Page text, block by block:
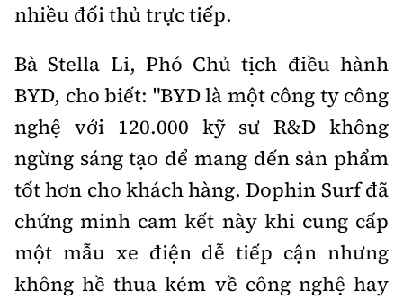
nhiều đối thủ trực tiếp.
Bà Stella Li, Phó Chủ tịch điều hành
BYD, cho biết: "BYD là một công ty công
nghệ với 120.000 kỹ sư R&D không
ngừng sáng tạo để mang đến sản phẩm
tốt hơn cho khách hàng. Dophin Surf đã
chứng minh cam kết này khi cung cấp
một mẫu xe điện dễ tiếp cận nhưng
không hề thua kém về công nghệ hay